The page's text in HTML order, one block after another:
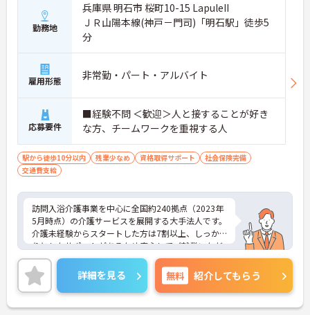
勤務地
兵庫県 明石市 桜町10-15 LapuleII
ＪＲ山陽本線(神戸－門司)「明石駅」徒歩5
分
雇用形態 非常勤・パート・アルバイト
応募要件
■経験不問 ＜歓迎＞人と接することが好き
な方、チームワークを重視する人
駅から徒歩10分以内 残業少なめ 資格取得サポート
社会保険完備
交通費支給
訪問入浴介護事業を中心に全国約240拠点（2023年
5月時点）の介護サービスを展開する大手法人です。
介護未経験からスタートした方は7割以上、しっか
りとしたサポートがあるため安心してご就業いただ
けます。お風呂に入れなくて困っている方に、手を
差し伸べてあげられるとてもやりがいのあるお仕事
です。ご興味ある方には、面接対策ポイントなど、
さらに詳細をお話しいたしますのでお気軽にご相談
ください！
詳細を見る 無料 紹介してもらう